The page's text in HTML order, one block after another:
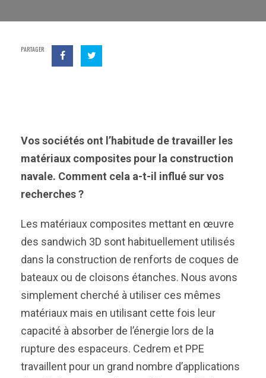
PARTAGER
Vos sociétés ont l’habitude de travailler les
matériaux composites pour la construction
navale. Comment cela a-t-il influé sur vos
recherches ?
Les matériaux composites mettant en œuvre
des sandwich 3D sont habituellement utilisés
dans la construction de renforts de coques de
bateaux ou de cloisons étanches. Nous avons
simplement cherché à utiliser ces mêmes
matériaux mais en utilisant cette fois leur
capacité à absorber de l’énergie lors de la
rupture des espaceurs. Cedrem et PPE
travaillent pour un grand nombre d’applications